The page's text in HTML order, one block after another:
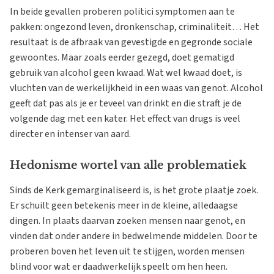
In beide gevallen proberen politici symptomen aan te
pakken: ongezond leven, dronkenschap, criminaliteit… Het
resultaat is de afbraak van gevestigde en gegronde sociale
gewoontes. Maar zoals eerder gezegd, doet gematigd
gebruik van alcohol geen kwaad. Wat wel kwaad doet, is
vluchten van de werkelijkheid in een waas van genot. Alcohol
geeft dat pas als je er teveel van drinkt en die straft je de
volgende dag met een kater. Het effect van drugs is veel
directer en intenser van aard.
Hedonisme wortel van alle problematiek
Sinds de Kerk gemarginaliseerd is, is het grote plaatje zoek.
Er schuilt geen betekenis meer in de kleine, alledaagse
dingen. In plaats daarvan zoeken mensen naar genot, en
vinden dat onder andere in bedwelmende middelen. Door te
proberen boven het leven uit te stijgen, worden mensen
blind voor wat er daadwerkelijk speelt om hen heen.